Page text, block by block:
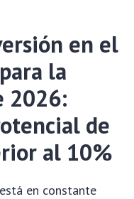
en el
la
2026:
de
al 10%
en constante